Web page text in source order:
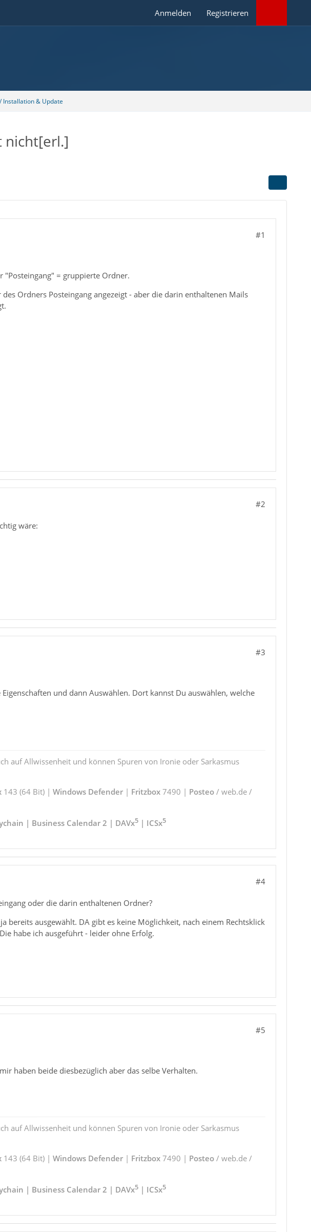
Anmelden Registrieren
Installation & Update
nicht[erl.]
#1
"Posteingang" = gruppierte Ordner.
Ordners Posteingang angezeigt - aber die darin enthaltenen Mails
#2
wäre:
#3
und dann Auswählen. Dort kannst Du auswählen, welche
auf Allwissenheit und können Spuren von Ironie oder Sarkasmus
143 (64 Bit) | Windows Defender| Fritzbox7490 | Posteo/ web.de /
| Business Calendar 2 | DAVx5| ICSx5
#4
oder die darin enthaltenen Ordner?
ausgewählt. DA gibt es keine Möglichkeit, nach einem Rechtsklick
habe ich ausgeführt - leider ohne Erfolg.
#5
haben beide diesbezüglich aber das selbe Verhalten.
auf Allwissenheit und können Spuren von Ironie oder Sarkasmus
143 (64 Bit) | Windows Defender| Fritzbox7490 | Posteo/ web.de /
| Business Calendar 2 | DAVx5| ICSx5